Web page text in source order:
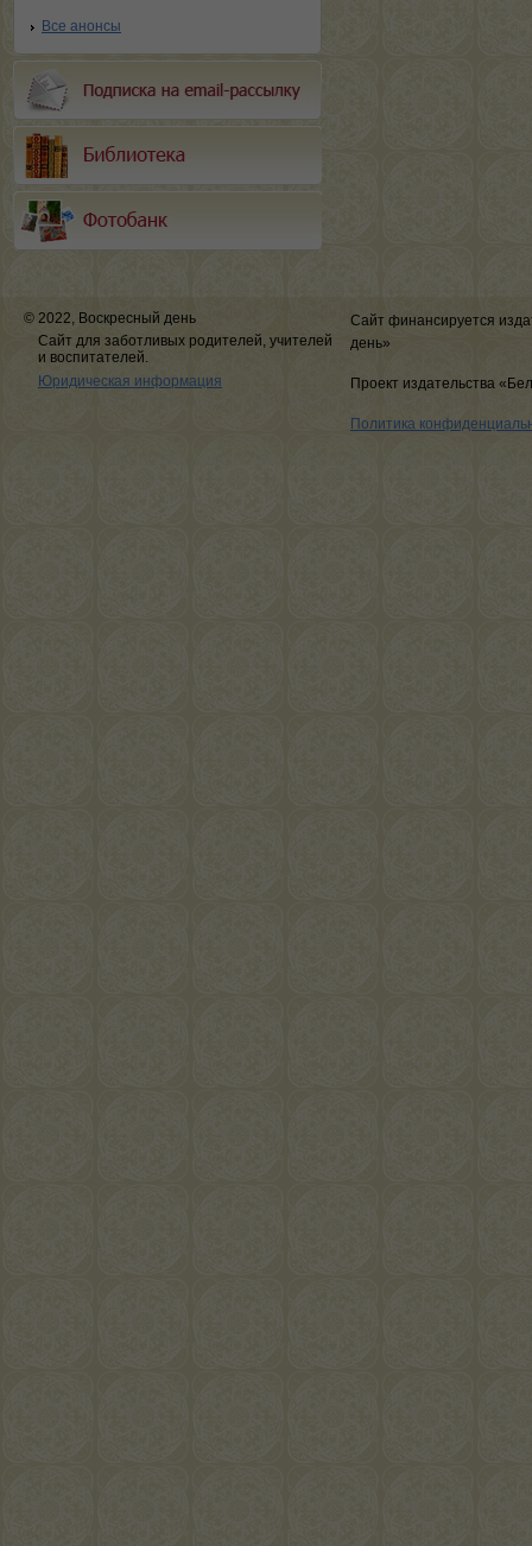
Все анонсы
© 2022, Воскресный день
Сайт для заботливых родителей, учителей
и воспитателей.
Юридическая информация
Сайт финансируется
день»
Проект издательства
Политика